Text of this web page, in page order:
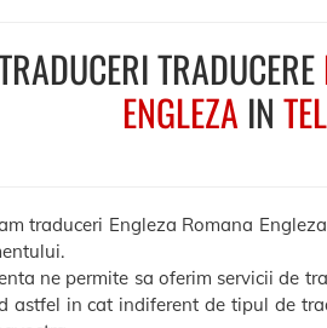
TRADUCERE
ENGLEZA IN
traduceri Engleza Romana
ne permite sa oferim servicii de
astfel in cat indiferent de tipul de